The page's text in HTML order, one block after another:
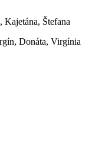
Štefana
Donáta, Virgínia